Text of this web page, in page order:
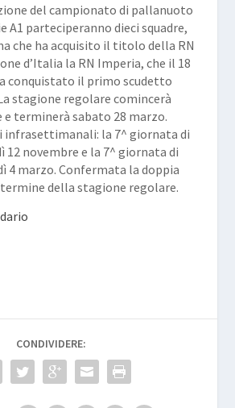
del campionato di pallanuoto
A1 parteciperanno dieci squadre,
che ha acquisito il titolo della RN
d’Italia la RN Imperia, che il 18
conquistato il primo scudetto
stagione regolare comincerà
terminerà sabato 28 marzo.
infrasettimanali: la 7^ giornata di
12 novembre e la 7^ giornata di
4 marzo. Confermata la doppia
della stagione regolare.
CONDIVIDERE: